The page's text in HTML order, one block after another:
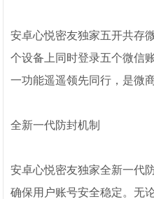
安卓心悦密友独家五开共存
个设备上同时登录五个微信
一功能遥遥领先同行，是微
全新一代防封机制
安卓心悦密友独家全新一代
确保用户账号安全稳定。无